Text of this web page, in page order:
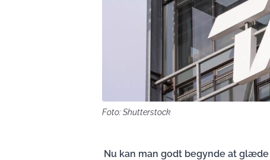
Foto: Shutterstock
Nu kan man godt begynde at glæde